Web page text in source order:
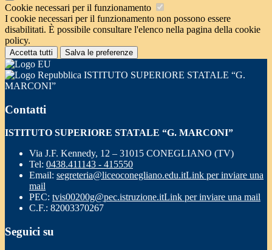
Cookie necessari per il funzionamento
I cookie necessari per il funzionamento non possono essere
disabilitati. È possibile consultare l'elenco nella pagina della cookie
policy.
Accetta tutti Salva le preferenze
ISTITUTO SUPERIORE STATALE “G.
MARCONI”
Contatti
ISTITUTO SUPERIORE STATALE “G. MARCONI”
Via J.F. Kennedy, 12 – 31015 CONEGLIANO (TV)
Tel: 0438.411143 - 415550
Email: segreteria@liceoconegliano.edu.itLink per inviare una
mail
PEC: tvis00200g@pec.istruzione.itLink per inviare una mail
C.F.: 82003370267
Seguici su